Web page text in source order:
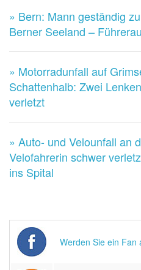
» Bern: Mann geständig
Berner Seeland –
» Motorradunfall auf
Schattenhalb: Zwei
verletzt
» Auto- und Velounfall an
Velofahrerin schwer
ins Spital
Werden Sie ein Fan